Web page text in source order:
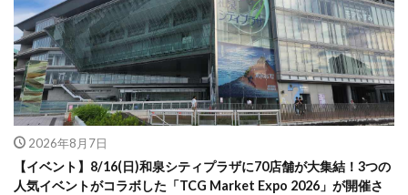
2026年8月7日
【イベント】8/16(日)和泉シティプラザに70店舗が大集結！3つの
人気イベントがコラボした「TCG Market Expo 2026」が開催さ